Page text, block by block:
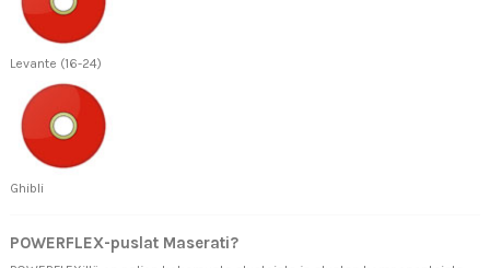
Levante (16-24)
Ghibli
POWERFLEX-puslat Maserati?